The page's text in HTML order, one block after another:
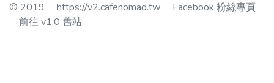
© 2019 https://v2.cafenomad.tw
Facebook 粉絲專頁
前往 v1.0 舊站